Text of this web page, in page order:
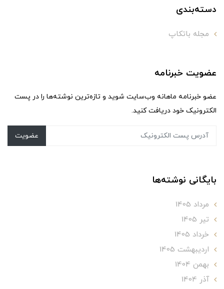
دسته‌بندی
مجله باتکاپ
عضویت خبرنامه
عضو خبرنامه ماهانه وب‌سایت شوید و تازه‌ترین نوشته‌ها را در پست
الکترونیک خود دریافت کنید.
عضویت
بایگانی نوشته‌ها
مرداد 1405
تير 1405
خرداد 1405
ارديبهشت 1405
بهمن 1404
آذر 1404